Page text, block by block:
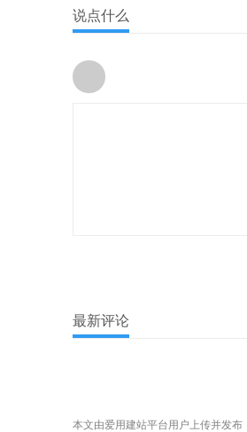
说点什么
最新评论
本文由爱用建站平台用户上传并发